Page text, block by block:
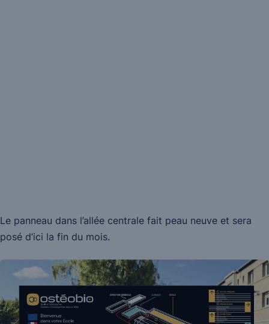
Le panneau dans l’allée centrale fait peau neuve et sera
posé d’ici la fin du mois.